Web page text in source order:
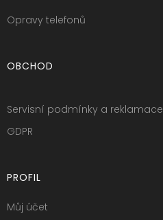
Opravy telefonů
OBCHOD
Servisní podmínky a reklamace
GDPR
PROFIL
Můj účet